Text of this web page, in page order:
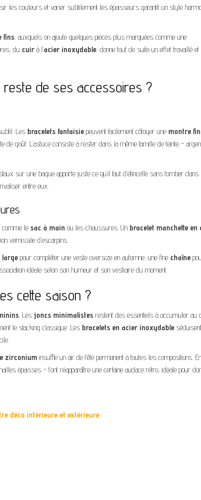
les couleurs et varier subtilement les épaisseurs garantit un style
fins , auxquels on ajoute quelques pièces plus marquées comme une
du cuir à l’acier inoxydable , donne tout de suite un effet travaillé et
de ses accessoires ?
Les bracelets fantaisie peuvent facilement côtoyer une montre
de goût. L’astuce consiste à rester dans la même famille de teinte –
sur une bague apporte juste ce qu’il faut d’étincelle sans tomber dans
entre eux.
le sac à main ou les chaussures. Un bracelet manchette en
vernissée d’escarpins.
large pour compléter une veste oversize en automne, une fine chaîne
idéale selon son humeur et son vestiaire du moment.
cette saison ?
. Les joncs minimalistes restent des essentiels à accumuler au
le stacking classique. Les bracelets en acier inoxydable séduisent
zirconium insuffle un air de fête permanent à toutes les compositions.
épaisses – font réapparaître une certaine audace rétro, idéale pour
déco intérieure et extérieure